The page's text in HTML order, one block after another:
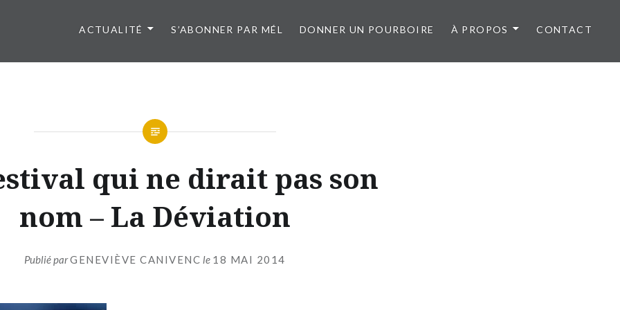
ACTUALITÉ S’ABONNER PAR MÉL DONNER UN POURBOIRE À PROPOS CONTACT
qui ne dirait pas son
nom – La Déviation
Publié parGENEVIÈVE CANIVENC le 18 MAI 2014